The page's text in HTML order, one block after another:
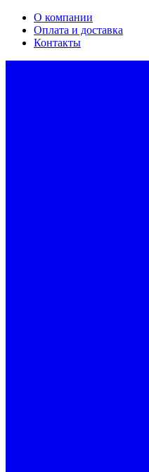
О компании
Оплата и доставка
Контакты